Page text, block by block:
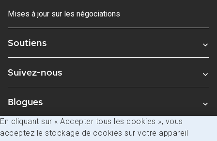
Mises à jour sur les négociations
Soutiens
Suivez-nous
Blogues
Avis juridiques
En cliquant sur « Accepter tous les cookies », vous
acceptez le stockage de cookies sur votre appareil